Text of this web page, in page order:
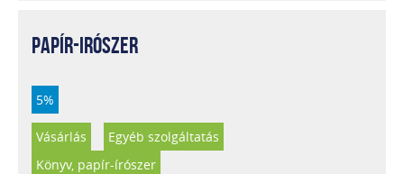
PAPÍR-IRÓSZER
5%
Vásárlás
Egyéb szolgáltatás
Könyv, papír-írószer